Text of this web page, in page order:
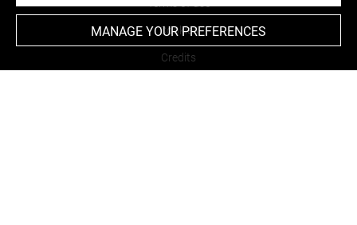
Cookies
Credits
MANAGE YOUR PREFERENCES